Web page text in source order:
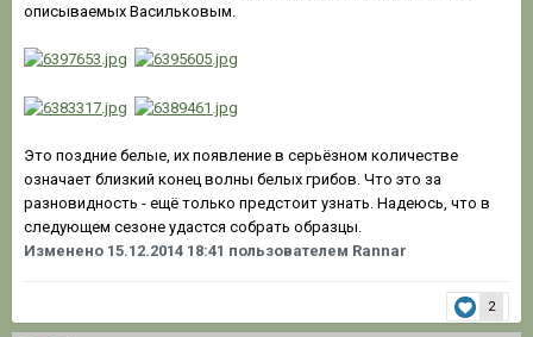
описываемых Васильковым.
Это поздние белые, их появление в серьёзном количестве
означает близкий конец волны белых грибов. Что это за
разновидность - ещё только предстоит узнать. Надеюсь, что в
следующем сезоне удастся собрать образцы.
Изменено 15.12.2014 18:41 пользователем Rannar
2